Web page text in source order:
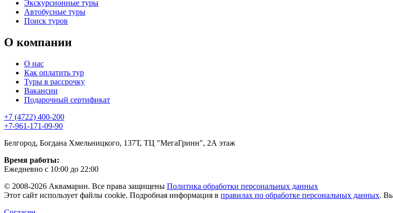
Экскурсионные туры
Автобусные туры
Поиск туров
О компании
О нас
Как оплатить тур
Туры в рассрочку
Вакансии
Подарочный сертификат
+7 (4722) 400-200
+7-961-171-09-90
Белгород, Богдана Хмельницкого, 137Т, ТЦ "МегаГринн", 2А этаж
Время работы:
Ежедневно с 10:00 до 22:00
© 2008-2026 Аквамарин. Все права защищены Политика обработки персональных данных
Этот сайт использует файлы cookie. Подробная информация в правилах по обработке персональных данных.